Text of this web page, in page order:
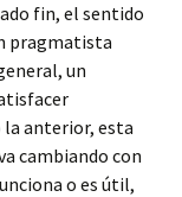
fin, el sentido
pragmatista
un
la anterior, esta
cambiando con
o es útil,